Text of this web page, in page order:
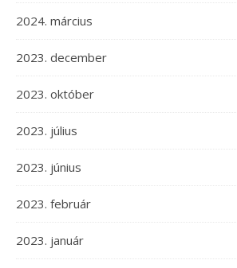
2024. március
2023. december
2023. október
2023. július
2023. június
2023. február
2023. január